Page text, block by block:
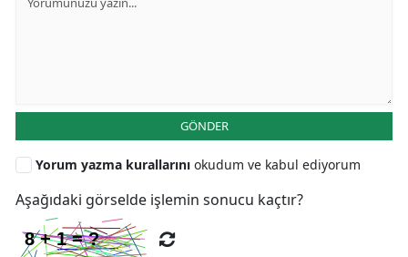
GÖNDER
Yorum yazma kurallarını okudum ve kabul ediyorum
Aşağıdaki görselde işlemin sonucu kaçtır?